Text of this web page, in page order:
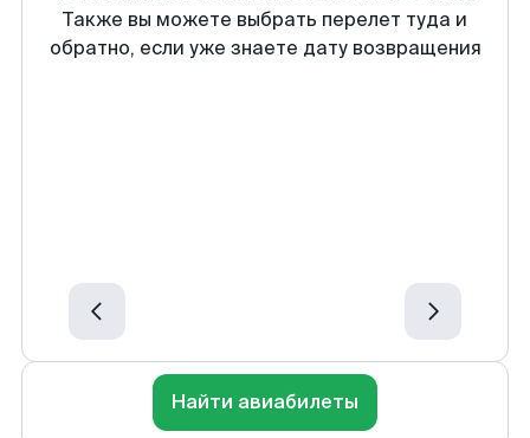
Также вы можете выбрать перелет туда и
обратно, если уже знаете дату возвращения
Найти авиабилеты